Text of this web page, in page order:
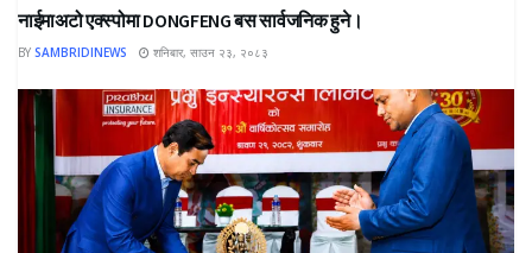
नाईमाअटो एक्स्पोमा DONGFENG बस सार्वजनिक हुने।
BY SAMBRIDINEWS शनिबार, साउन २३, २०८३